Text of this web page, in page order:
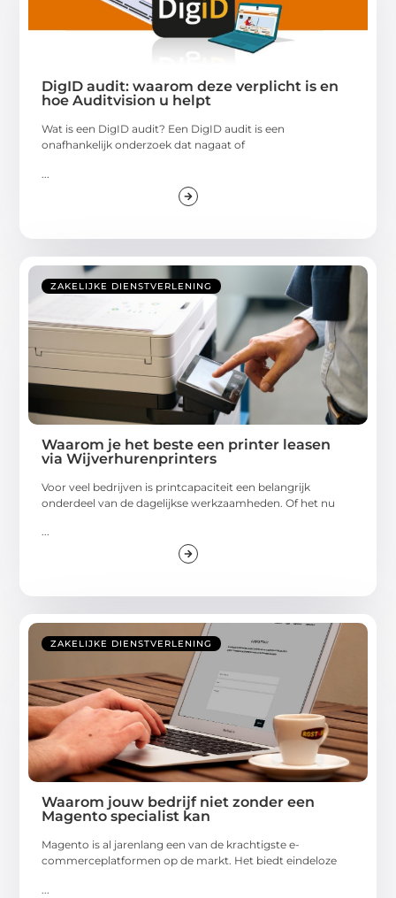
DigID audit: waarom deze verplicht is en
hoe Auditvision u helpt
Wat is een DigID audit? Een DigID audit is een
onafhankelijk onderzoek dat nagaat of
ZAKELIJKE DIENSTVERLENING
Waarom je het beste een printer leasen
via Wijverhurenprinters
Voor veel bedrijven is printcapaciteit een belangrijk
onderdeel van de dagelijkse werkzaamheden. Of het nu
...
ZAKELIJKE DIENSTVERLENING
Waarom jouw bedrijf niet zonder een
Magento specialist kan
Magento is al jarenlang een van de krachtigste e-
commerceplatformen op de markt. Het biedt eindeloze